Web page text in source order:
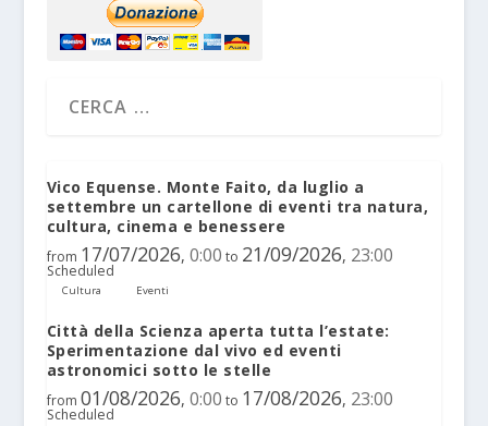
Vico Equense. Monte Faito, da luglio a
settembre un cartellone di eventi tra natura,
cultura, cinema e benessere
from 17/07/2026, 0:00 to 21/09/2026, 23:00
Scheduled
Cultura Eventi
Città della Scienza aperta tutta l’estate:
Sperimentazione dal vivo ed eventi
astronomici sotto le stelle
from 01/08/2026, 0:00 to 17/08/2026, 23:00
Scheduled